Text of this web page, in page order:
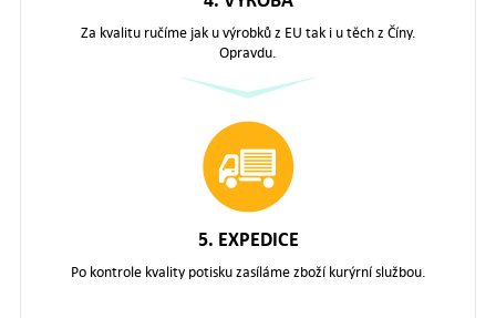
Za kvalitu ručíme jak u výrobků z EU tak i u těch z Číny.
Opravdu.
5. EXPEDICE
Po kontrole kvality potisku zasíláme zboží kurýrní službou.